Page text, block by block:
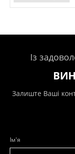
Із
Залиште Ваші
Ім'я